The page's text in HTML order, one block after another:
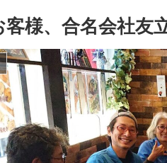
様、合名会社友